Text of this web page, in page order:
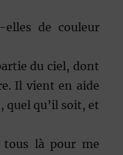
de couleur
du ciel, dont
Il vient en aide
quel qu’il soit, et
tous là pour me